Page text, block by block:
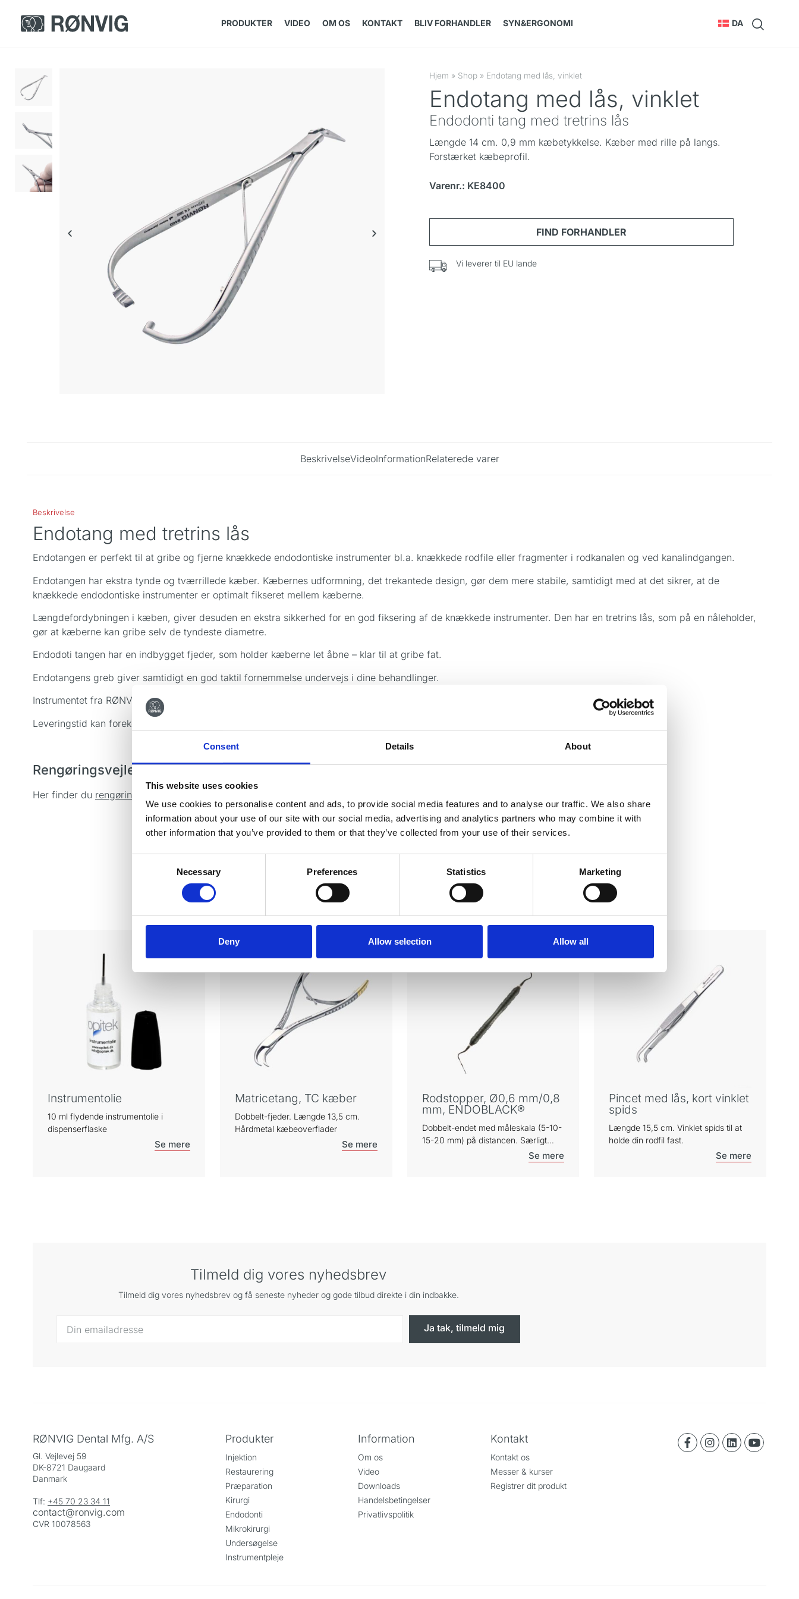
Consent Details About
This website uses cookies
We use cookies to personalise content and ads, to provide social media features and to analyse our traffic. We also share
information about your use of our site with our social media, advertising and analytics partners who may combine it with
other information that you’ve provided to them or that they’ve collected from your use of their services.
Necessary Preferences Statistics Marketing
Deny Allow selection Allow all
PRODUKTER VIDEO OM OS KONTAKT BLIV FORHANDLER SYN&ERGONOMI DA
Hjem » Shop » Endotang med lås, vinklet
Endotang med lås, vinklet
Endodonti tang med tretrins lås
Længde 14 cm. 0,9 mm kæbetykkelse. Kæber med rille på langs.
Forstærket kæbeprofil.
Varenr.: KE8400
Vi leverer til EU lande
BeskrivelseVideoInformationRelaterede varer
Beskrivelse
Endotang med tretrins lås
Endotangen er perfekt til at gribe og fjerne knækkede endodontiske instrumenter bl.a. knækkede rodfile eller fragmenter i rodkanalen og ved kanalindgangen.
Endotangen har ekstra tynde og tværrillede kæber. Kæbernes udformning, det trekantede design, gør dem mere stabile, samtidigt med at det sikrer, at de
knækkede endodontiske instrumenter er optimalt fikseret mellem kæberne.
Længdefordybningen i kæben, giver desuden en ekstra sikkerhed for en god fiksering af de knækkede instrumenter. Den har en tretrins lås, som på en nåleholder,
gør at kæberne kan gribe selv de tyndeste diametre.
Endodoti tangen har en indbygget fjeder, som holder kæberne let åbne – klar til at gribe fat.
Endotangens greb giver samtidigt en god taktil fornemmelse undervejs i dine behandlinger.
Instrumentet fra RØNVIG Dental er fremstillet 100% i Tyskland i rustfrit stål.
Leveringstid kan forekomme.
Rengøringsvejledning
Her finder du rengøringsvejledningen
Du kunne også være interesseret i…
Instrumentolie
10 ml flydende instrumentolie i
dispenserflaske
Matricetang, TC kæber
Dobbelt-fjeder. Længde 13,5 cm.
Hårdmetal kæbeoverflader
Rodstopper, Ø0,6 mm/0,8
mm, ENDOBLACK®
Dobbelt-endet med måleskala (5-10-
15-20 mm) på distancen. Særligt
egnet til kontrol af rodmål ved
udboring til rodstift mv. TRINOVO®
Pincet med lås, kort vinklet
spids
Længde 15,5 cm. Vinklet spids til at
holde din rodfil fast.
Tilmeld dig vores nyhedsbrev
Tilmeld dig vores nyhedsbrev og få seneste nyheder og gode tilbud direkte i din indbakke.
Ja tak, tilmeld mig
RØNVIG Dental Mfg. A/S
Gl. Vejlevej 59
DK-8721 Daugaard
Danmark
Tlf: +45 70 23 34 11
contact@ronvig.com
CVR 10078563
Produkter
Injektion
Restaurering
Præparation
Kirurgi
Endodonti
Mikrokirurgi
Undersøgelse
Instrumentpleje
Information
Om os
Video
Downloads
Handelsbetingelser
Privatlivspolitik
Kontakt
Kontakt os
Messer & kurser
Registrer dit produkt